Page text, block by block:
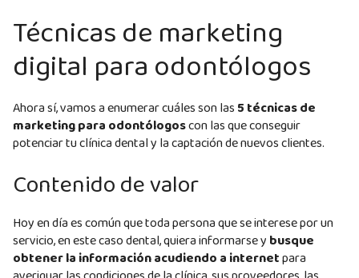
Técnicas de marketing
digital para odontólogos
Ahora sí, vamos a enumerar cuáles son las 5 técnicas de
marketing para odontólogoscon las que conseguir
potenciar tu clínica dental y la captación de nuevos clientes.
Contenido de valor
Hoy en día es común que toda persona que se interese por un
servicio, en este caso dental, quiera informarse y busque
obtener la información acudiendo a internetpara